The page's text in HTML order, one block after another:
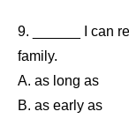
9. ______ I can
family.
A. as long as
B. as early as